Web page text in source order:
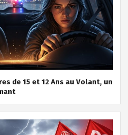
de 15 et 12 Ans au Volant, un